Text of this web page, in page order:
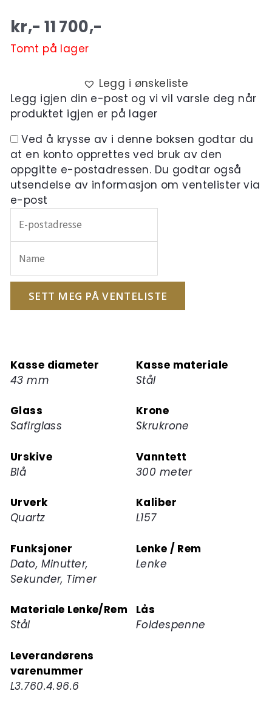
kr,- 11 700,-
Tomt på lager
Legg i ønskeliste
Legg igjen din e-post og vi vil varsle deg når
produktet igjen er på lager
Ved å krysse av i denne boksen godtar du
at en konto opprettes ved bruk av den
oppgitte e-postadressen. Du godtar også
utsendelse av informasjon om ventelister via
e-post
inn
e-
postadressen
din
ventelisten
for
produktet
SETT MEG PÅ VENTELISTE
Kasse diameter
43 mm
Kasse materiale
Stål
Glass
Safirglass
Krone
Skrukrone
Urskive
Blå
Vanntett
300 meter
Urverk
Quartz
Kaliber
L157
Funksjoner
Dato, Minutter,
Sekunder, Timer
Lenke / Rem
Lenke
Materiale Lenke/Rem
Stål
Lås
Foldespenne
Leverandørens
varenummer
L3.760.4.96.6